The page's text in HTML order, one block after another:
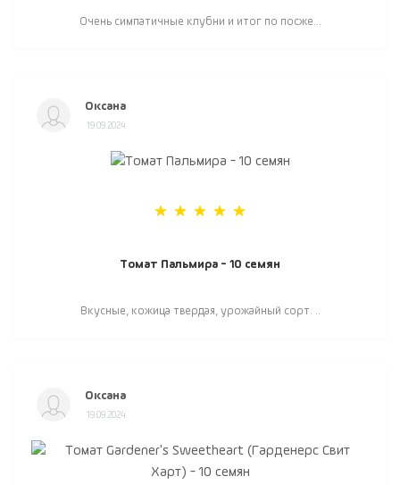
Очень симпатичные клубни и итог по посже...
Оксана
19.09.2024
Томат Пальмира - 10 семян
Вкусные, кожица твердая, урожайный сорт. ..
Оксана
19.09.2024